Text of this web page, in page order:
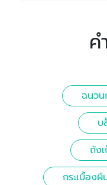
ค
ฉนวน
บ
ถัง
กระเบื้อง